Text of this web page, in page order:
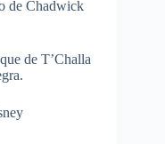
de Chadwick
de T’Challa